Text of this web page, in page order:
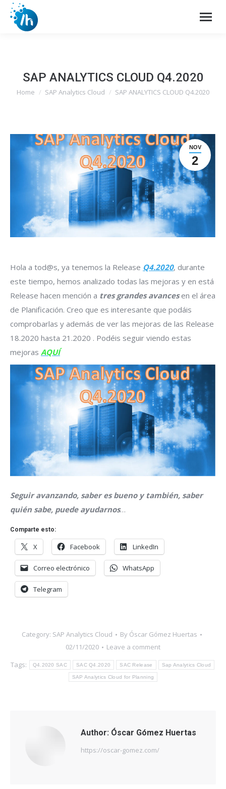
SAP ANALYTICS CLOUD Q4.2020
You are here:
Home SAP Analytics Cloud SAP ANALYTICS CLOUD Q4.2020
NOV
2
Hola a tod@s, ya tenemos la Release Q4.2020, durante
este tiempo, hemos analizado todas las mejoras y en está
Release hacen mención a tres grandes avancesen el área
de Planificación. Creo que es interesante que podáis
comprobarlas y además de ver las mejoras de las Release
18.2020 hasta 21.2020 . Podéis seguir viendo estas
mejoras AQUÍ
Seguir avanzando, saber es bueno y también, saber
quién sabe, puede ayudarnos…
Comparte esto:
X Facebook LinkedIn
Correo electrónico WhatsApp
Telegram
Category: SAP Analytics Cloud By Óscar Gómez Huertas
02/11/2020
Leave a comment
Tags:
Q4.2020 SAC SAC Q4.2020 SAC Release Sap Analytics Cloud
SAP Analytics Cloud for Planning
Author: Óscar Gómez Huertas
https://oscar-gomez.com/